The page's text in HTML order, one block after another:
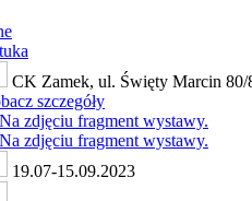
CK Zamek, ul. Święty Marcin 80/
szczegóły
19.07-15.09.2023